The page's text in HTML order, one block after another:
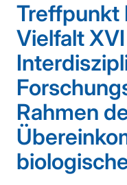
Treffpunkt
Vielfalt XVI
Rahmen